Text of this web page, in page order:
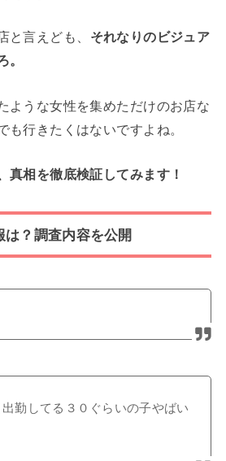
と言えども、 それなりのビジュア
。
ような女性を集めただけのお店な
も行きたくはないですよね。
真相を徹底検証してみます！
？調査内容を公開
勤してる３０ぐらいの子やばい